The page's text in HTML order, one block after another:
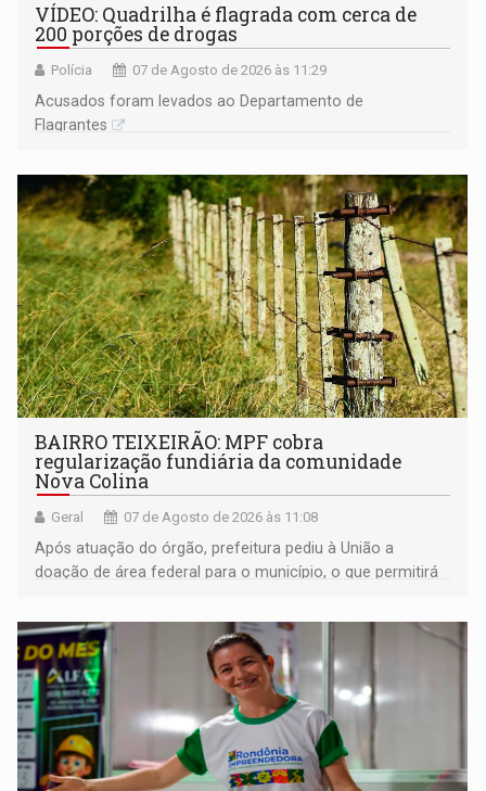
VÍDEO: Quadrilha é flagrada com cerca de
200 porções de drogas
Polícia 07 de Agosto de 2026 às 11:29
Acusados foram levados ao Departamento de
Flagrantes
BAIRRO TEIXEIRÃO: MPF cobra
regularização fundiária da comunidade
Nova Colina
Geral 07 de Agosto de 2026 às 11:08
Após atuação do órgão, prefeitura pediu à União a
doação de área federal para o município, o que permitirá